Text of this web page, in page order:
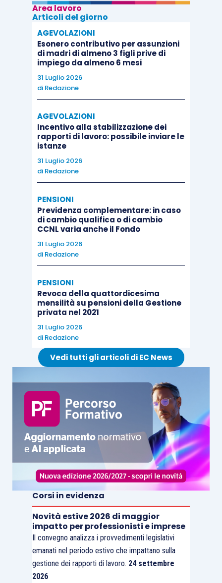
Area lavoro
Articoli del giorno
AGEVOLAZIONI
Esonero contributivo per assunzioni
di madri di almeno 3 figli prive di
impiego da almeno 6 mesi
31 Luglio 2026
di Redazione
AGEVOLAZIONI
Incentivo alla stabilizzazione dei
rapporti di lavoro: possibile inviare le
istanze
31 Luglio 2026
di Redazione
PENSIONI
Previdenza complementare: in caso
di cambio qualifica o di cambio
CCNL varia anche il Fondo
31 Luglio 2026
di Redazione
PENSIONI
Revoca della quattordicesima
mensilità su pensioni della Gestione
privata nel 2021
31 Luglio 2026
di Redazione
Vedi tutti gli articoli di EC News
Corsi in evidenza
Novità estive 2026 di maggior
impatto per professionisti e imprese
Il convegno analizza i provvedimenti legislativi
emanati nel periodo estivo che impattano sulla
gestione dei rapporti di lavoro. 24 settembre
2026